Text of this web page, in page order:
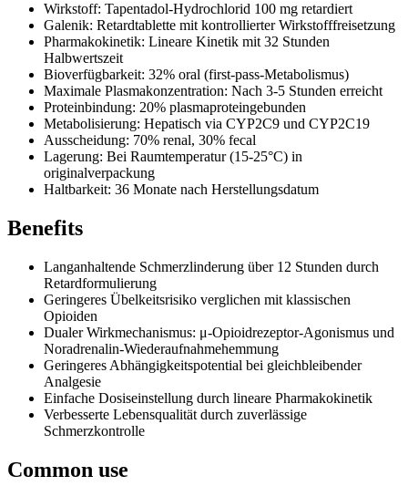
Wirkstoff: Tapentadol-Hydrochlorid 100 mg retardiert
Galenik: Retardtablette mit kontrollierter Wirkstofffreisetzung
Pharmakokinetik: Lineare Kinetik mit 32 Stunden
Halbwertszeit
Bioverfügbarkeit: 32% oral (first-pass-Metabolismus)
Maximale Plasmakonzentration: Nach 3-5 Stunden erreicht
Proteinbindung: 20% plasmaproteingebunden
Metabolisierung: Hepatisch via CYP2C9 und CYP2C19
Ausscheidung: 70% renal, 30% fecal
Lagerung: Bei Raumtemperatur (15-25°C) in
originalverpackung
Haltbarkeit: 36 Monate nach Herstellungsdatum
Benefits
Langanhaltende Schmerzlinderung über 12 Stunden durch
Retardformulierung
Geringeres Übelkeitsrisiko verglichen mit klassischen
Opioiden
Dualer Wirkmechanismus: μ-Opioidrezeptor-Agonismus und
Noradrenalin-Wiederaufnahmehemmung
Geringeres Abhängigkeitspotential bei gleichbleibender
Analgesie
Einfache Dosiseinstellung durch lineare Pharmakokinetik
Verbesserte Lebensqualität durch zuverlässige
Schmerzkontrolle
Common use